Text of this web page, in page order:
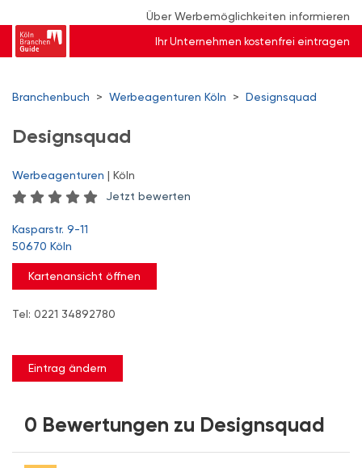
Über Werbemöglichkeiten informieren
Ihr Unternehmen kostenfrei eintragen
Branchenbuch > Werbeagenturen Köln > Designsquad
Designsquad
Werbeagenturen | Köln
Jetzt bewerten
Kasparstr. 9-11
50670 Köln
Kartenansicht öffnen
Tel: 0221 34892780
Eintrag ändern
0 Bewertungen zu Designsquad